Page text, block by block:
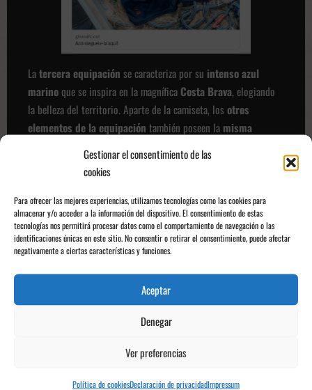
Gestionar el consentimiento de las
cookies
Para ofrecer las mejores experiencias, utilizamos tecnologías como las cookies para
almacenar y/o acceder a la información del dispositivo. El consentimiento de estas
tecnologías nos permitirá procesar datos como el comportamiento de navegación o las
identificaciones únicas en este sitio. No consentir o retirar el consentimiento, puede afectar
negativamente a ciertas características y funciones.
Aceptar
Denegar
Ver preferencias
Política de cookiesDeclaración de privacidadImpressum
Latercera equipación se caracteriza por su intenso azul
marino que se inspira en la magnífica Costa Brava, elogiando
la belleza del territorio. Aparte de la camiseta, los otros
elementos de la equipación también poseen la misma
es todo. A diferencia de las dos camisetas presentadas
anteriormente, una de las
tercera casaca ha sidosubstituir el escudo por el emblema
del “Orgull Gironí”. Con este elemento que arraiga la
identidady elterritorio gerundense, se busca impulsar el
talento localy la personalidad única de la provincia.